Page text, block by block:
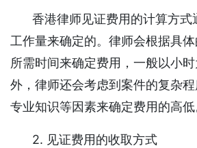
香港律师见证费用的计算方式
工作量来确定的。律师会根据具
所需时间来确定费用，一般以小
外，律师还会考虑到案件的复杂
专业知识等因素来确定费用的高低
2. 见证费用的收取方式